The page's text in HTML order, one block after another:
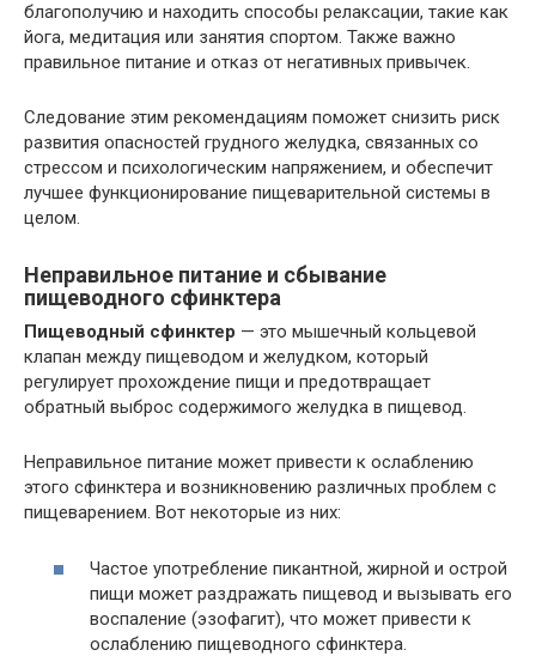
благополучию и находить способы релаксации, такие как
йога, медитация или занятия спортом. Также важно
правильное питание и отказ от негативных привычек.
Следование этим рекомендациям поможет снизить риск
развития опасностей грудного желудка, связанных со
стрессом и психологическим напряжением, и обеспечит
лучшее функционирование пищеварительной системы в
целом.
Неправильное питание и сбывание
пищеводного сфинктера
Пищеводный сфинктер — это мышечный кольцевой
клапан между пищеводом и желудком, который
регулирует прохождение пищи и предотвращает
обратный выброс содержимого желудка в пищевод.
Неправильное питание может привести к ослаблению
этого сфинктера и возникновению различных проблем с
пищеварением. Вот некоторые из них:
Частое употребление пикантной, жирной и острой
пищи может раздражать пищевод и вызывать его
воспаление (эзофагит), что может привести к
ослаблению пищеводного сфинктера.